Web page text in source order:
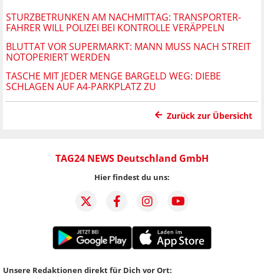
STURZBETRUNKEN AM NACHMITTAG: TRANSPORTER-
FAHRER WILL POLIZEI BEI KONTROLLE VERÄPPELN
BLUTTAT VOR SUPERMARKT: MANN MUSS NACH STREIT
NOTOPERIERT WERDEN
TASCHE MIT JEDER MENGE BARGELD WEG: DIEBE
SCHLAGEN AUF A4-PARKPLATZ ZU
Zurück zur Übersicht
TAG24 NEWS Deutschland GmbH
Hier findest du uns:
Unsere Redaktionen direkt für Dich vor Ort: